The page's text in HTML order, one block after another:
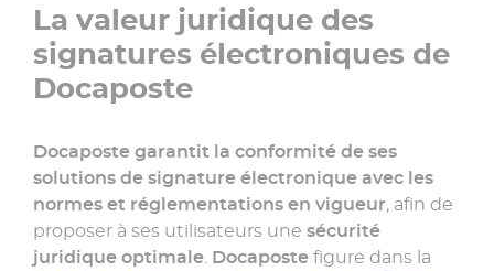
La valeur juridique des
signatures électroniques de
Docaposte
Docaposte garantit la conformité de ses
solutions de signature électronique avec les
normes et réglementations en vigueur, afin de
proposer à ses utilisateurs une sécurité
juridique optimale. Docaposte figure dans la